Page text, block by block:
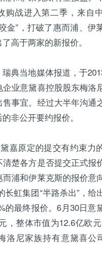
购战进入第二季，来自
金”，打破了惠而浦、伊
高于两家的新报价。
当地媒体报道，于
业意黛喜控股股东梅洛
事宜。经过大半年沟通
非公开要约报价。
原定的提交有约束力
楚各方是否提交正式报
浦和伊莱克斯的报价意
长虹集团“半路杀出”，给
的最终报价。6月30日意
，整体市值为12.6亿欧
洛尼家族持有意黛喜公